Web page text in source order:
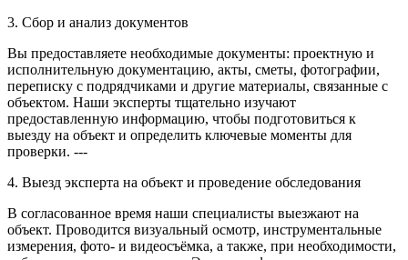
3. Сбор и анализ документов
Вы предоставляете необходимые документы: проектную и
исполнительную документацию, акты, сметы, фотографии,
переписку с подрядчиками и другие материалы, связанные с
объектом. Наши эксперты тщательно изучают
предоставленную информацию, чтобы подготовиться к
выезду на объект и определить ключевые моменты для
проверки. ---
4. Выезд эксперта на объект и проведение обследования
В согласованное время наши специалисты выезжают на
объект. Проводится визуальный осмотр, инструментальные
измерения, фото- и видеосъёмка, а также, при необходимости,